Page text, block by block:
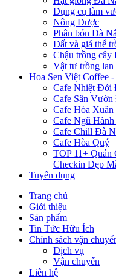
Dụng cụ làm
Nông Dược
Phân bón Đà
Đất và giá thể
Chậu trồng cây
Vật tư trồng
Hoa Sen Việt Coffee
Cafe Nhiệt Đới
Cafe Sân
Cafe Hòa
Cafe Ngũ
Cafe Chill Đà
Cafe Hòa Quý
TOP 11+
Checkin Đẹp
Tuyển dụng
Trang chủ
Giới thiệu
Sản phẩm
Tin Tức Hữu Ích
Chính sách vận
Dịch vụ
Vận chuyển
Liên hệ